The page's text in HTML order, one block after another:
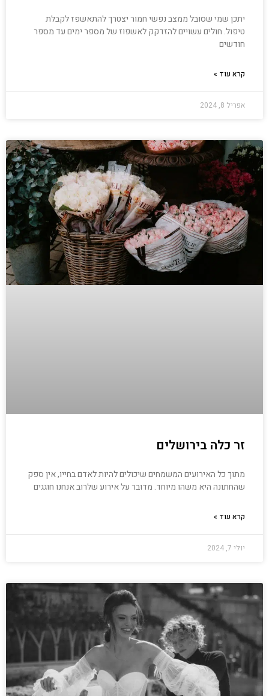
יתכן שמי שסובל ממצב נפשי חמור יצטרך להתאשפז לקבלת
טיפול. חולים עשויים להזדקק לאשפוז של מספר ימים עד מספר
חודשים
קרא עוד »
אפריל 8, 2024
זר כלה בירושלים
מתוך כל האירועים המשמחים שיכולים להיות לאדם בחייו, אין ספק
שהחתונה היא משהו מיוחד. מדובר על אירוע שלרוב אנחנו חוגגים
קרא עוד »
יולי 7, 2024